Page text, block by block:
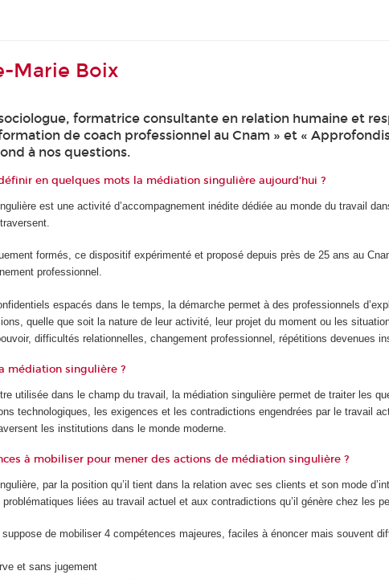
Marie Boix
formatrice consultante en relation humaine et
de coach professionnel au Cnam » et «
à nos questions.
en quelques mots la médiation singulière aujourd’hui ?
est une activité d’accompagnement inédite dédiée au monde du travail
formés, ce dispositif expérimenté et proposé depuis près de 25 ans au
professionnel.
espacés dans le temps, la démarche permet à des professionnels
quelle que soit la nature de leur activité, leur projet du moment ou les
difficultés relationnelles, changement professionnel, répétitions devenues
médiation singulière ?
utilisée dans le champ du travail, la médiation singulière permet de traiter les
technologiques, les exigences et les contradictions engendrées par le travail
les institutions dans le monde moderne.
à mobiliser pour mener des actions de médiation singulière ?
par la position qu’il tient dans la relation avec ses clients et son mode
liées au travail actuel et aux contradictions qu’il génère chez les
de mobiliser 4 compétences majeures, faciles à énoncer mais souvent
et sans jugement